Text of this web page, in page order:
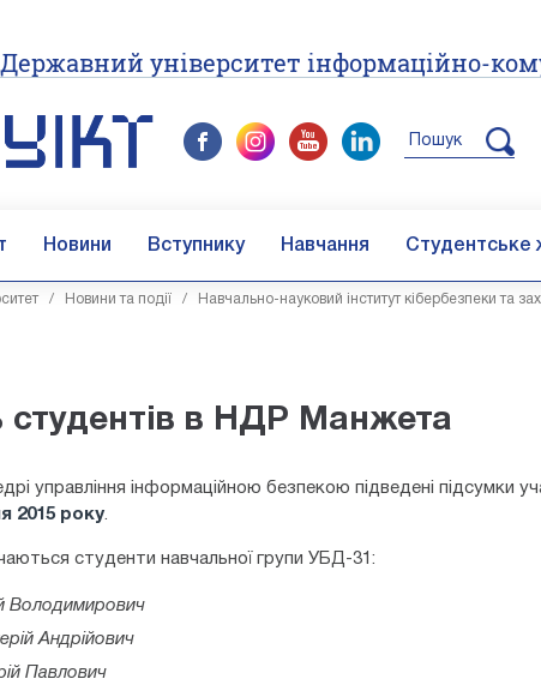
Державний університет інформаційно-
Пошук
Новини Вступнику Навчання Студентське
/ Новини та події / Навчально-науковий інститут кібербезпеки та
студентів в НДР Манжета
управління інформаційною безпекою підведені підсумки
2015 року.
студенти навчальної групи УБД-31:
Володимирович
Андрійович
Павлович